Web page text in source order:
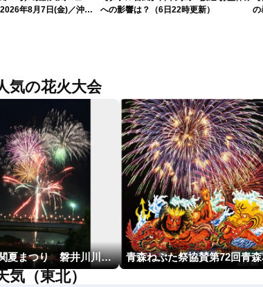
年8月7日(金)／沖
への影響は？（6日22時更新）
の
気の花火大会
第73回一関夏まつり 磐井川川開き花火大会
気（東北）